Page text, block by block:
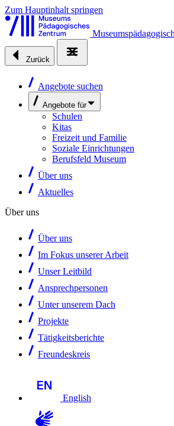
Zum Hauptinhalt springen
Zurück
Angebote suchen
Angebote für
Schulen
Kitas
Freizeit und Familie
Soziale Einrichtungen
Berufsfeld Museum
Über uns
Aktuelles
Über uns
Über uns
Im Fokus unserer Arbeit
Unser Leitbild
Ansprechpersonen
Unter unserem Dach
Projekte
Tätigkeitsberichte
Freundeskreis
English